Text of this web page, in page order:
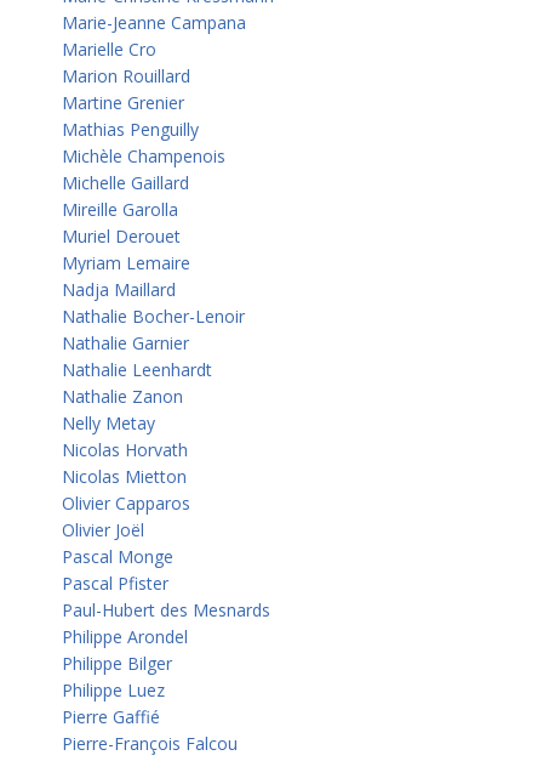
Marie-Jeanne Campana
Marielle Cro
Marion Rouillard
Martine Grenier
Mathias Penguilly
Michèle Champenois
Michelle Gaillard
Mireille Garolla
Muriel Derouet
Myriam Lemaire
Nadja Maillard
Nathalie Bocher-Lenoir
Nathalie Garnier
Nathalie Leenhardt
Nathalie Zanon
Nelly Metay
Nicolas Horvath
Nicolas Mietton
Olivier Capparos
Olivier Joël
Pascal Monge
Pascal Pfister
Paul-Hubert des Mesnards
Philippe Arondel
Philippe Bilger
Philippe Luez
Pierre Gaffié
Pierre-François Falcou